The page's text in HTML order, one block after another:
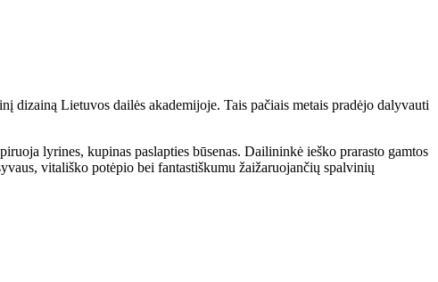
dizainą Lietuvos dailės akademijoje. Tais pačiais metais pradėjo dalyvauti
lyrines, kupinas paslapties būsenas. Dailininkė ieško prarasto gamtos
vitališko potėpio bei fantastiškumu žaižaruojančių spalvinių